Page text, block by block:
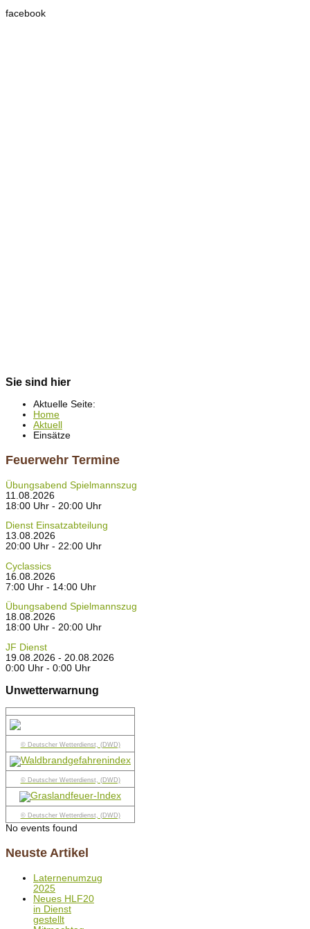
facebook
Sie sind hier
Aktuelle Seite:
Home
Aktuell
Einsätze
Feuerwehr Termine
Übungsabend Spielmannszug
11.08.2026
18:00 Uhr - 20:00 Uhr
Dienst Einsatzabteilung
13.08.2026
20:00 Uhr - 22:00 Uhr
Cyclassics
16.08.2026
7:00 Uhr - 14:00 Uhr
Übungsabend Spielmannszug
18.08.2026
18:00 Uhr - 20:00 Uhr
JF Dienst
19.08.2026 - 20.08.2026
0:00 Uhr - 0:00 Uhr
Unwetterwarnung
© Deutscher Wetterdienst, (DWD)
© Deutscher Wetterdienst, (DWD)
© Deutscher Wetterdienst, (DWD)
No events found
Neuste Artikel
Laternenumzug
2025
Neues HLF20
in Dienst
gestellt